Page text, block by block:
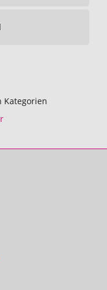
Kategorien